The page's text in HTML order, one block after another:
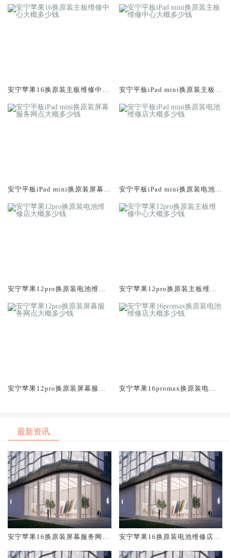
安宁苹果16换原装主板维修中心
安宁平板iPad mini换原装主板维
安宁平板iPad mini换原装屏幕服
安宁平板iPad mini换原装电池维
安宁苹果12pro换原装电池维修
安宁苹果12pro换原装主板维修
安宁苹果12pro换原装屏幕服务
安宁苹果16promax换原装电池
最新资讯
安宁苹果16换原装屏幕服务网点
安宁苹果16换原装电池维修店大